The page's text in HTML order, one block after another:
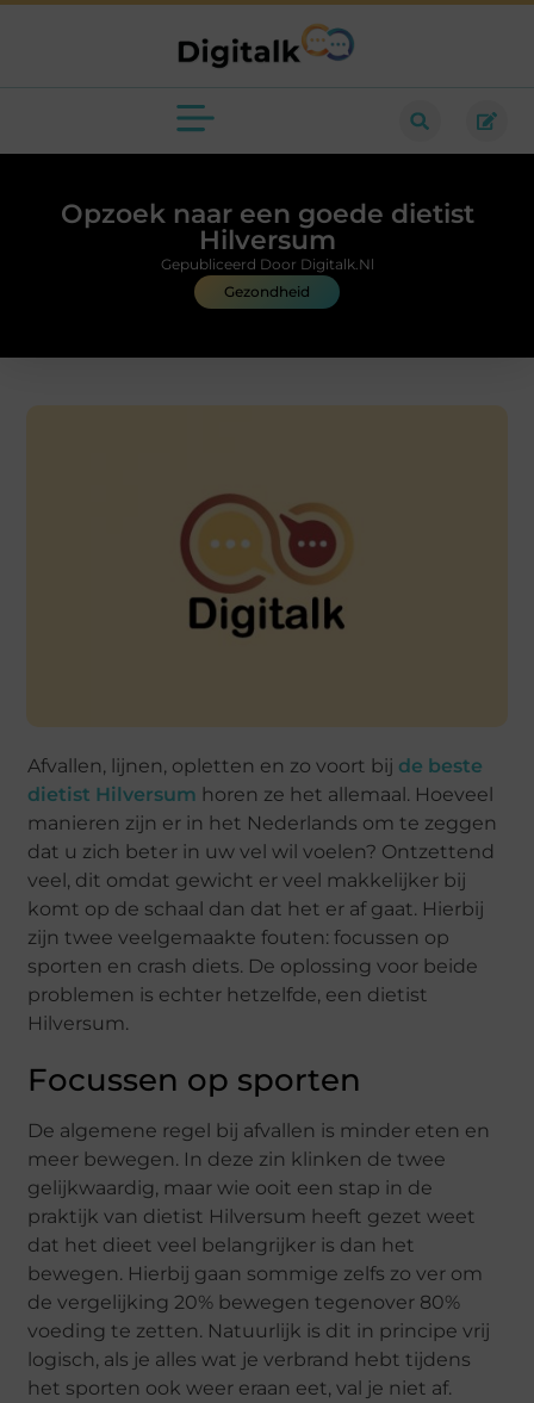
Opzoek naar een goede dietist
Hilversum
Gezondheid
Gepubliceerd Door Digitalk.nl
Afvallen, lijnen, opletten en zo voort bij de beste
dietist Hilversum horen ze het allemaal. Hoeveel
manieren zijn er in het Nederlands om te zeggen
dat u zich beter in uw vel wil voelen? Ontzettend
veel, dit omdat gewicht er veel makkelijker bij
komt op de schaal dan dat het er af gaat. Hierbij
zijn twee veelgemaakte fouten: focussen op
sporten en crash diets. De oplossing voor beide
problemen is echter hetzelfde, een dietist
Hilversum.
Focussen op sporten
De algemene regel bij afvallen is minder eten en
meer bewegen. In deze zin klinken de twee
gelijkwaardig, maar wie ooit een stap in de
praktijk van dietist Hilversum heeft gezet weet
dat het dieet veel belangrijker is dan het
bewegen. Hierbij gaan sommige zelfs zo ver om
de vergelijking 20% bewegen tegenover 80%
voeding te zetten. Natuurlijk is dit in principe vrij
logisch, als je alles wat je verbrand hebt tijdens
het sporten ook weer eraan eet, val je niet af.